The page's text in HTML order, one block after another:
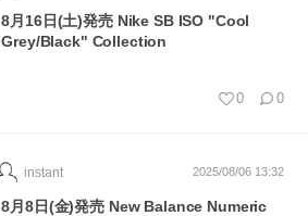
8月16日(土)発売 Nike SB ISO "Cool
Grey/Black" Collection
0 0
2025/08/06 13:32
instant
8月8日(金)発売 New Balance Numeric